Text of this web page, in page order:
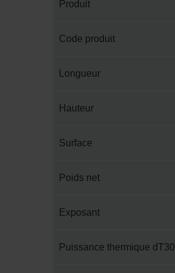
Produit
Code produit
Longueur
Hauteur
Surface
Poids net
Exposant
Puissance thermique dT30